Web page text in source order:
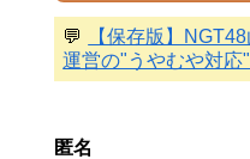
💬
【保存版】
運営の"うやむや対応
匿名